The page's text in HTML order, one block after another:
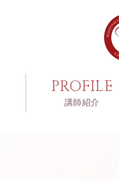
PROFILE
講師紹介